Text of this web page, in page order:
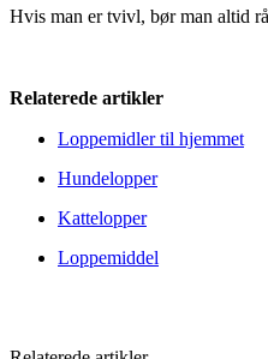
Hvis man er tvivl, bør man altid
Relaterede artikler
Loppemidler til hjemmet
Hundelopper
Kattelopper
Loppemiddel